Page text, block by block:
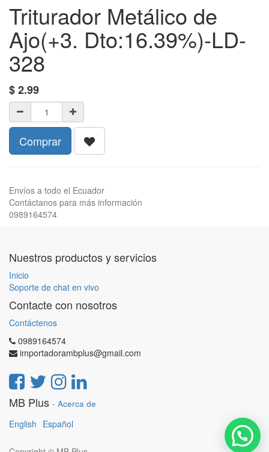
Triturador Metálico de
Ajo(+3. Dto:16.39%)-LD-
328
$2.99
Comprar
Envíos a todo el Ecuador
Contáctanos para más información
0989164574
Nuestros productos y servicios
Inicio
Soporte de chat en vivo
Contacte con nosotros
Contáctenos
0989164574
importadorambplus@gmail.com
MB Plus - Acerca de
English Español